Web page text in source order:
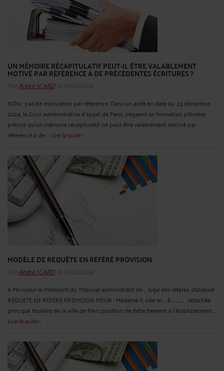
UN MÉMOIRE RÉCAPITULATIF PEUT-IL ÊTRE VALABLEMENT
MOTIVÉ PAR RÉFÉRENCE À DE PRÉCÉDENTES ÉCRITURES ?
ParAndré ICARDle 27/12/2024
NON : pas de motivation par référence. Dans un arrêt en date du 23 décembre
2024, la Cour administrative d’appel de Paris, siégeant en formation plénière,
précise qu’un mémoire récapitulatif ne peut être valablement motivé par
référence à de ... Lire la suite >
MODÈLE DE REQUÊTE EN RÉFÉRÉ PROVISION
ParAndré ICARDle 25/12/2024
A Monsieur le Président du Tribunal administratif de … Juge des référés. (Adresse)
REQUETE EN REFERE PROVISION POUR : Madame Y, née le …. à ………….. , attachée
principal titulaire de la ville de Paris position de détachement à l’établissement ...
Lire la suite >